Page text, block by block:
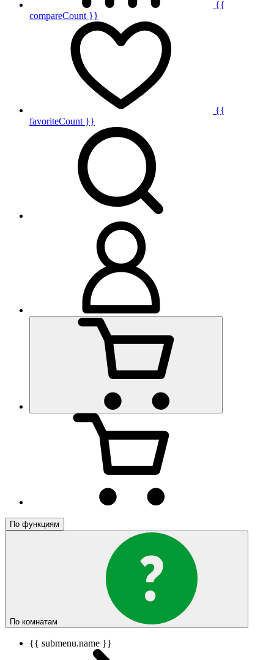
{{
compareCount }}
{{
favoriteCount }}
По функциям
По комнатам
{{ submenu.name }}